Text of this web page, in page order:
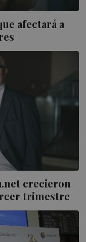
afectará a
crecieron
trimestre